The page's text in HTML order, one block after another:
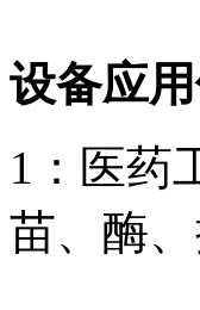
设备应
1：医药
苗、酶